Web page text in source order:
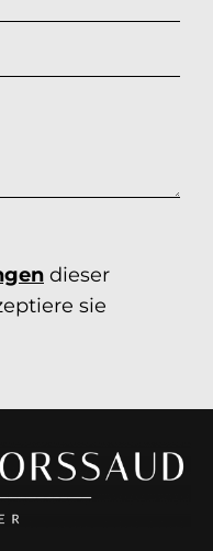
dieser
sie